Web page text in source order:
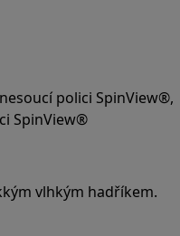
polici SpinView®,
SpinView®
vlhkým hadříkem.